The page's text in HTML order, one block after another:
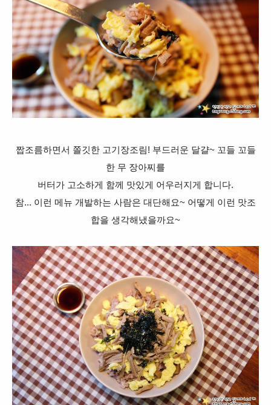
짭조름하면서 쫄깃한 고기장조림! 부드러운 달걀~ 꼬들 꼬들
한 무 장아찌를
버터가 고소하게 함께 맛있게 어우러지게 합니다.
참... 이런 메뉴 개발하는 사람은 대단해요~ 어떻게 이런 맛조
합을 생각해냈을까요~